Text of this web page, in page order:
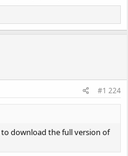
#1 224
to download the full version of